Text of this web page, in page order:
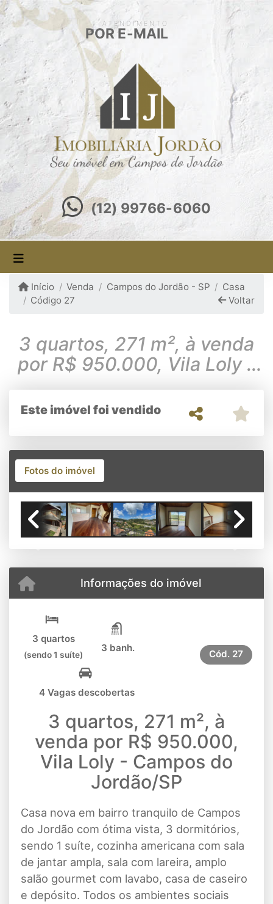
ATENDIMENTO
POR E-MAIL
(12) 99766-6060
Início Venda Campos do Jordão - SP
Casa
Código 27
Voltar
3 quartos, 271 m², à venda
por R$ 950.000, Vila Loly -
Campos do Jordão/SP
Este imóvel foi vendido
Fotos do imóvel
Informações do imóvel
3 quartos
(sendo 1 suíte)
3 banh.
4 Vagas descobertas
Cód. 27
3 quartos, 271 m², à
venda por R$ 950.000,
Vila Loly - Campos do
Jordão/SP
Casa nova em bairro tranquilo de Campos
do Jordão com ótima vista, 3 dormitórios,
sendo 1 suíte, cozinha americana com sala
de jantar ampla, sala com lareira, amplo
salão gourmet com lavabo, casa de caseiro
e depósito. Todos os ambientes sociais